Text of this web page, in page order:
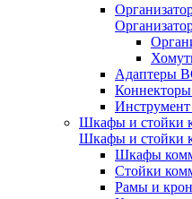
Адаптеры
Шкафы и стойки
Шкафы и стойки
Шкафы
Стойки
Рамы и